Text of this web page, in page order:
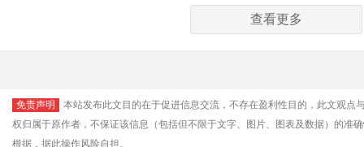
查看更多
免责声明
本站发布此文目的在于促进信息交流，不存在盈利性目的，此文观
权归属于原作者，不保证该信息（包括但不限于文字、图片、图表及数据）的准
根据，据此操作风险自担。